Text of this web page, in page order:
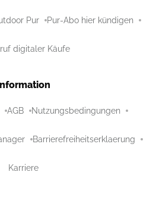
Pur Pur-Abo hier kündigen
digitaler Käufe
AGB Nutzungsbedingungen
Barrierefreiheitserklaerung
Karriere